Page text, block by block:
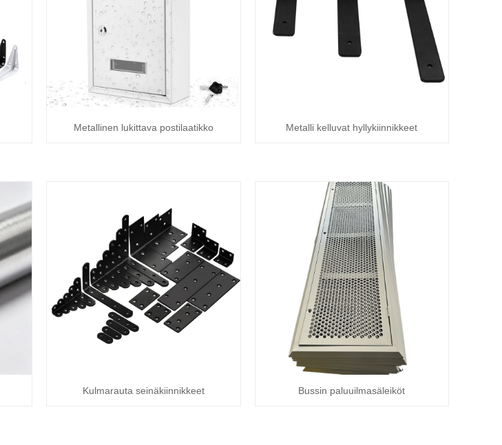
Metallinen lukittava postilaatikko Metalli kelluvat hyllykiinnikkeet
Kulmarauta seinäkiinnikkeet Bussin paluuilmasäleiköt